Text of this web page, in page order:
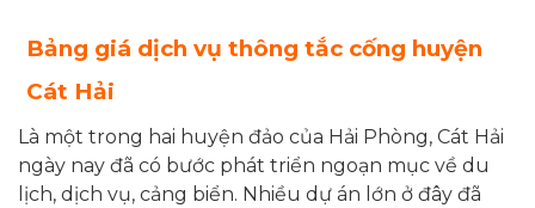
Bảng giá dịch vụ thông tắc cống huyện
Cát Hải
Là một trong hai huyện đảo của Hải Phòng, Cát Hải
ngày nay đã có bước phát triển ngoạn mục về du
lịch, dịch vụ, cảng biển. Nhiều dự án lớn ở đây đã